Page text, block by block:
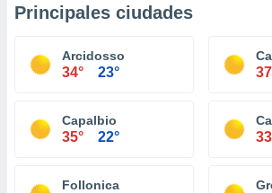
Principales ciudades
Arcidosso
34° 23°
Capalbio
35° 22°
Follonica